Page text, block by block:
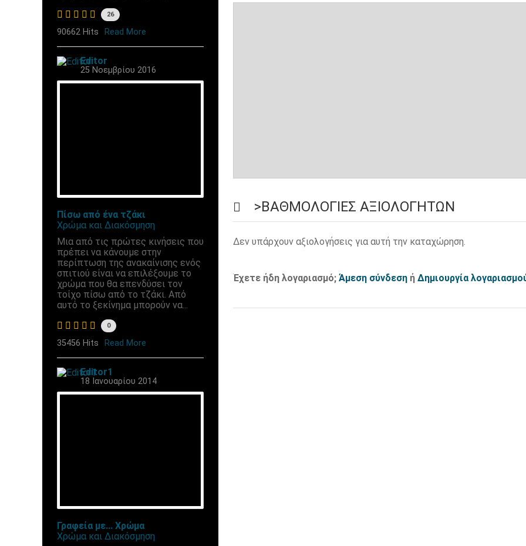
26
90662 Hits Read More
Editor
25 Νοεμβρίου 2016
Πίσω από ένα τζάκι
Χρώμα και Διακόσμηση
Μια από τις πρώτες κινήσεις που
πρέπει να κάνουμε στην
περίπτωση της ανακαίνισης ενός
σπιτιού είναι να επιλέξουμε το
χρώμα που θα επενδύσει τον
τοίχο πίσω από το τζάκι. Από
αυτό το ξεκίνημα μπορούν να...
0
35456 Hits Read More
Editor1
18 Ιανουαρίου 2014
Γραφεία με... Χρώμα
Χρώμα και Διακόσμηση
>ΒΑΘΜΟΛΟΓΊΕΣ ΑΞΙΟΛΟΓΗΤΏΝ
Δεν υπάρχουν αξιολογήσεις για αυτή την καταχώρηση.
Έχετε ήδη λογαριασμό; Άμεση σύνδεση ή Δημιουργία